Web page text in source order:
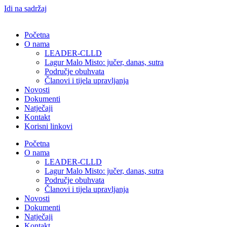
Idi na sadržaj
Početna
O nama
LEADER-CLLD
Lagur Malo Misto: jučer, danas, sutra
Područje obuhvata​
Članovi i tijela upravljanja​
Novosti
Dokumenti
Natječaji
Kontakt
Korisni linkovi
Početna
O nama
LEADER-CLLD
Lagur Malo Misto: jučer, danas, sutra
Područje obuhvata​
Članovi i tijela upravljanja​
Novosti
Dokumenti
Natječaji